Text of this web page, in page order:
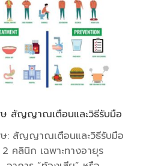
ษ สัญญาณเตือนและวิธีรับมือ
ษ: สัญญาณเตือนและวิธีรับมือ
คลินิก เฉพาะทางอายุร